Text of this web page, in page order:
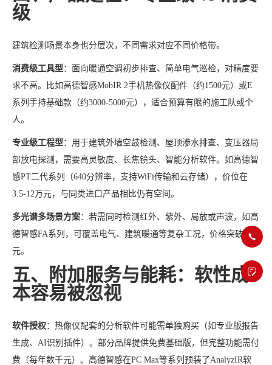
级
建筑检测场景本身也分层次，不同需求对应不同价格带。
消费级工具型 ：面向暖通空调初步排查、简单电气巡检，对精度要
求不高。比如高德智感MobIR 2手机热像仪配件（约1500元）或E
系列手持基础款（约3000-5000元），适合预算有限的施工队或个
人。
专业级工程型 ：用于建筑外墙空鼓检测、屋顶渗水排查、变压器局
部放电探测，需要高灵敏度、长焦镜头、智能分析软件。如高德智
感PT二代系列（640分辨率，支持WiFi传输和云存储），价位在
3.5-12万元，与同类进口产品相比仍有空间。
多光谱多场景方案：若需同时检测红外、紫外、局放或声波，如高
德智感FA系列，可覆盖电气、建筑暖通等复杂工况，价格突破5万
元。
五、附加服务与能耗：软性成
本容易被忽视
软件授权：热像仪配套的分析软件可能需单独购买（如专业版报告
生成、AI识别插件）。部分品牌提供免费基础版，但完整功能需付
费（每年数千元）。高德智感在PC Max等系列预装了AnalyzIR软